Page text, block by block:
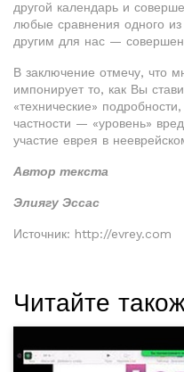
другой календарь и
любые сравнения одного
другим для нас —
В заключение отмечу, что
импонирует то, как Вы
«технические»
частности — «уровень»
участие еврея в
Автор текста
Элиягу Эссас
Источник: http://evrey.com
Читайте